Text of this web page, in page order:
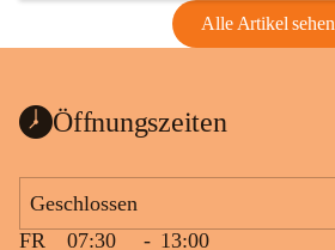
Alle Artikel sehen
Öffnungszeiten
Geschlossen
FR
07:30 - 13:00